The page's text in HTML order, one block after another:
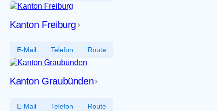
Kanton Freiburg
E-Mail Telefon Route
Kanton Graubünden
E-Mail Telefon Route